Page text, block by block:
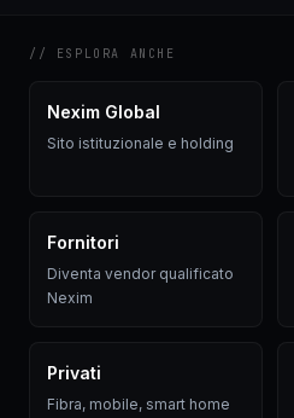
// ESPLORA ANCHE
Nexim Global
Sito istituzionale e holding
Fornitori
Diventa vendor qualificato
Nexim
Privati
Fibra, mobile, smart home